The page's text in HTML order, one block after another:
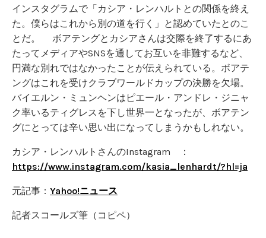
インスタグラムで「カシア・レンハルトとの関係を終え
た。僕らはこれから別の道を行く」と認めていたとのこ
とだ。 ボアテングとカシアさんは交際を終了するにあ
たってメディアやSNSを通してお互いを非難するなど、
円満な別れではなかったことが伝えられている。ボアテ
ングはこれを受けクラブワールドカップの決勝を欠場。
バイエルン・ミュンヘンはピエール・アンドレ・ジニャ
ク率いるティグレスを下し世界一となったが、ボアテン
グにとっては辛い思い出になってしまうかもしれない。
カシア・レンハルトさんのInstagram ：
https://www.instagram.com/kasia_lenhardt/?hl=ja
元記事： Yahoo!ニュース
記者スコールズ筆（コピペ）